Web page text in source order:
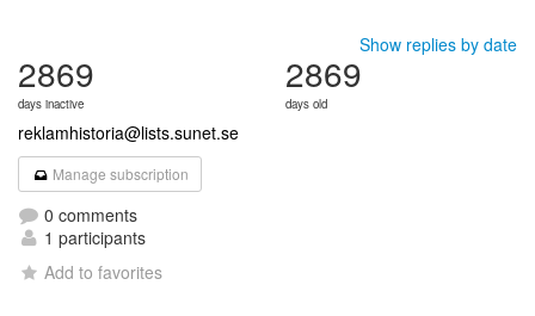
Show replies by date
2869
days inactive
2869
days old
reklamhistoria@lists.sunet.se
Manage subscription
0 comments
1 participants
Add to favorites